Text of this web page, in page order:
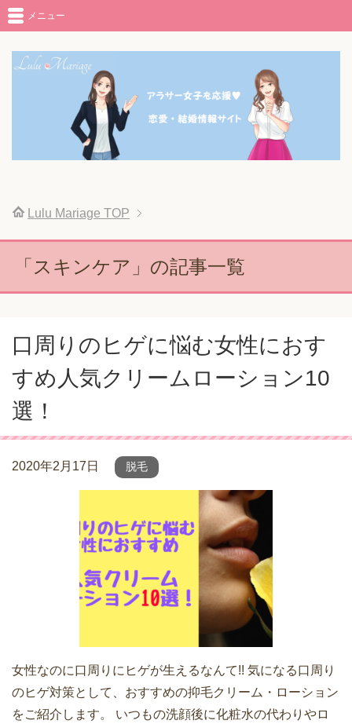
メニュー
Lulu Mariage TOP
「スキンケア」の記事一覧
口周りのヒゲに悩む女性におす
すめ人気クリームローション10
選！
2020年2月17日 脱毛
女性なのに口周りにヒゲが生えるなんて!! 気になる口周り
のヒゲ対策として、おすすめの抑毛クリーム・ローション
をご紹介します。 いつもの洗顔後に化粧水の代わりやロ